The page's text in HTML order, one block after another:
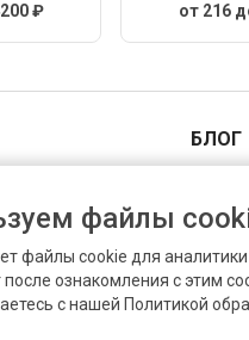
₽
от 216
БЛОГ
файлы
файлы cookie для
после ознакомления с этим
с нашей Политикой